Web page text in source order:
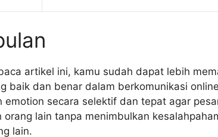
artikel ini, kamu sudah dapat lebih
baik dan benar dalam berkomunikasi
emotion secara selektif dan tepat agar
orang lain tanpa menimbulkan
lain.